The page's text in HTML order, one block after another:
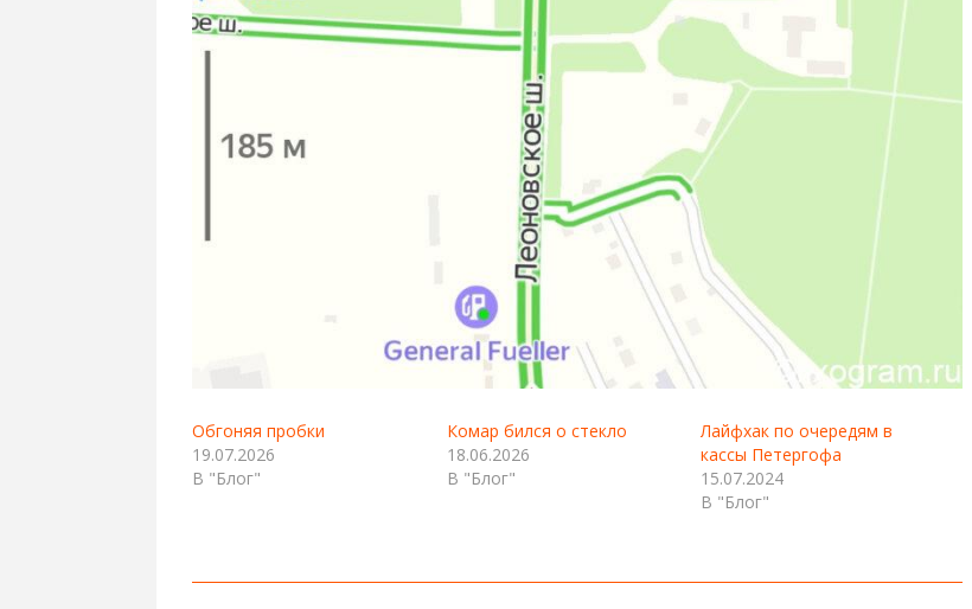
Обгоняя пробки
19.07.2026
В "Блог"
Комар бился о стекло
18.06.2026
В "Блог"
Лайфхак по очередям в
кассы Петергофа
15.07.2024
В "Блог"